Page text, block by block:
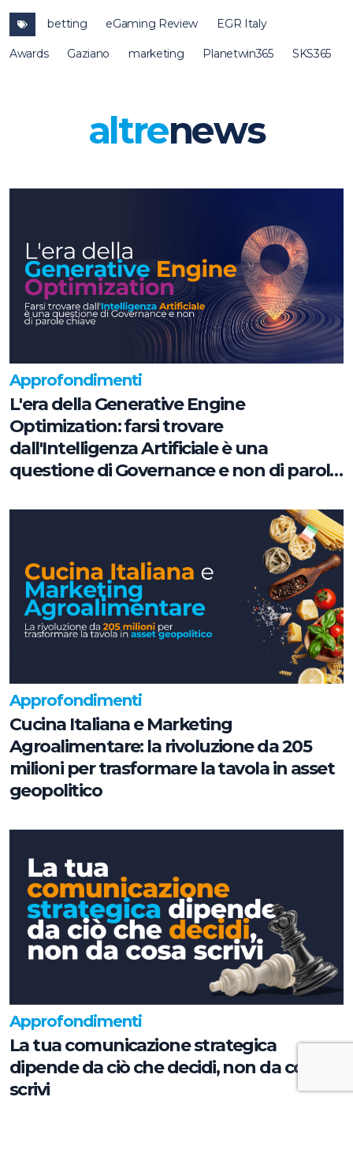
betting eGaming Review EGR Italy
Awards Gaziano marketing Planetwin365 SKS365
altrenews
Approfondimenti
L'era della Generative Engine
Optimization: farsi trovare
dall'Intelligenza Artificiale è una
questione di Governance e non di parole
Approfondimenti
Cucina Italiana e Marketing
Agroalimentare: la rivoluzione da 205
milioni per trasformare la tavola in asset
geopolitico
Approfondimenti
La tua comunicazione strategica
dipende da ciò che decidi, non da cosa
scrivi